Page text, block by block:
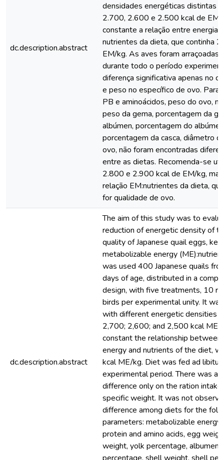
dc.description.abstract
densidades energéticas distintas
2.700, 2.600 e 2.500 kcal de EM/
constante a relação entre energia
nutrientes da dieta, que continha
EM/kg. As aves foram arraçoadas
durante todo o período
diferença significativa apenas no
e peso no específico de ovo. Para
PB e aminoácidos, peso do ovo,
peso da gema, porcentagem da
albúmen, porcentagem do
porcentagem da casca, diâmetro
ovo, não foram encontradas
entre as dietas. Recomenda-se
2.800 e 2.900 kcal de EM/kg,
relação EM:nutrientes da dieta,
for qualidade de ovo.
dc.description.abstract
The aim of this study was to
reduction of energetic density of
quality of Japanese quail eggs,
metabolizable energy
was used 400 Japanese quails
days of age, distributed in a
design, with five treatments, 10
birds per experimental unity. It
with different energetic densities
2,700; 2,600; and 2,500 kcal ME/
constant the relationship
energy and nutrients of the diet,
kcal ME/kg. Diet was fed ad
experimental period. There was a
difference only on the ration
specific weight. It was not
difference among diets for the
parameters: metabolizable energy
protein and amino acids, egg
weight, yolk percentage, albumen